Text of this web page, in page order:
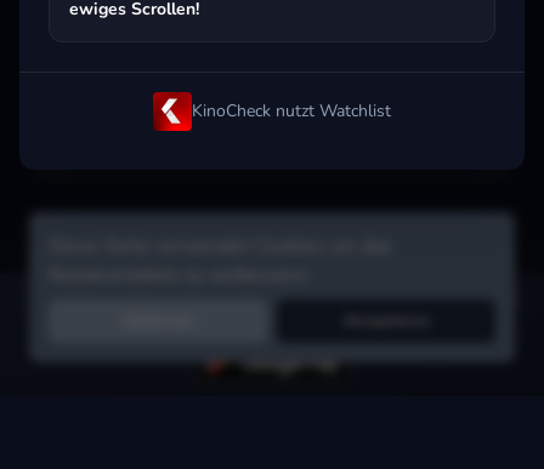
Filme in Sekunden merken, Tipps von
ewiges Scrollen!
KinoCheck nutzt Watchlist